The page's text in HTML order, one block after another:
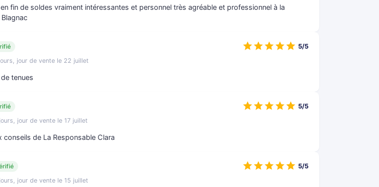
fin de soldes vraiment intéressantes et personnel très agréable et professionnel à la
jour de vente le 22 juillet
tenues
5/5
jour de vente le 17 juillet
conseils de La Responsable Clara
5/5
jour de vente le 15 juillet
5/5